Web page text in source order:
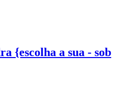
{escolha a sua - sob